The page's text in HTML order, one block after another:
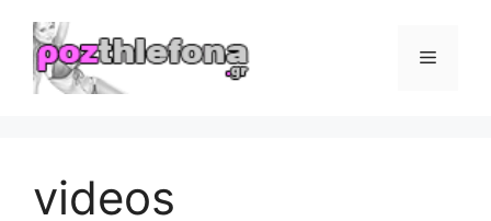
περιεχόμενο
Μενού
videos